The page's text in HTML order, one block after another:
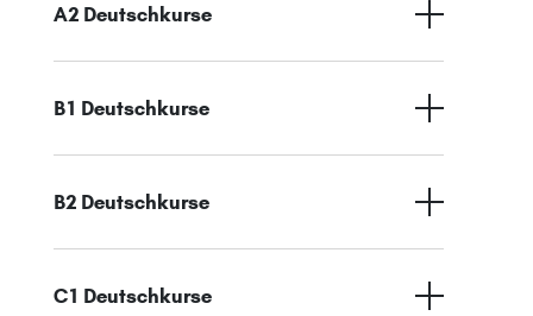
A2 Deutschkurse
B1 Deutschkurse
B2 Deutschkurse
C1 Deutschkurse